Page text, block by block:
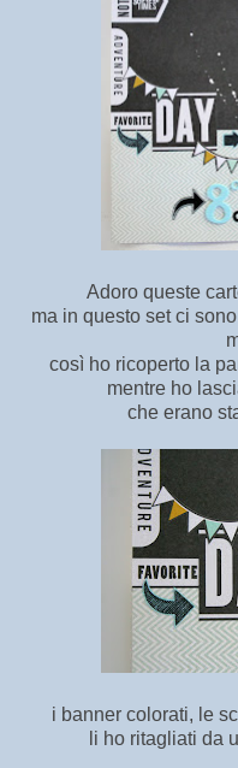
Adoro queste
ma in questo set ci
così ho ricoperto la
mentre ho
che erano
i banner colorati, le
li ho ritagliati da